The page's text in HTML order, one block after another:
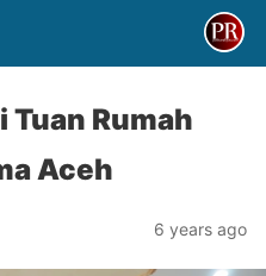
Tuan Rumah
Aceh
6 years ago